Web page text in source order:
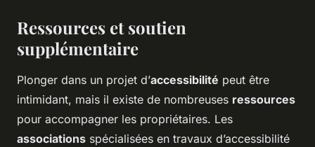
Ressources et soutien
supplémentaire
Plonger dans un projet d’accessibilité peut être
intimidant, mais il existe de nombreuses ressources
pour accompagner les propriétaires. Les
associations spécialisées en travaux d’accessibilité